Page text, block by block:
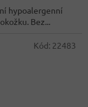
hypoalergenní
Bez...
Kód: 22483